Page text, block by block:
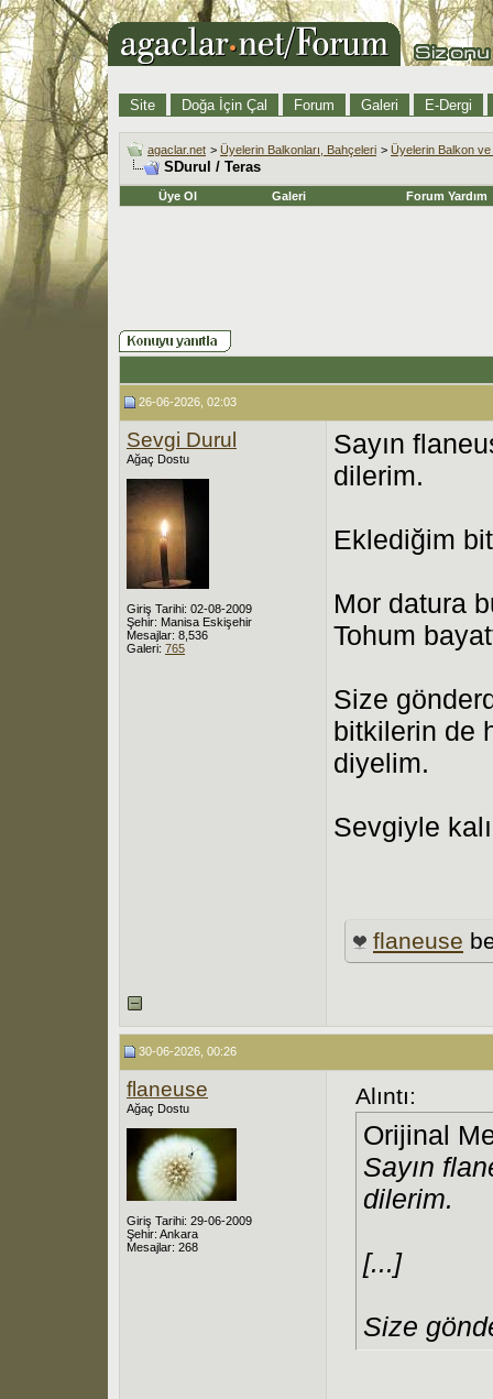
Site Doğa İçin Çal Forum Galeri E-Dergi
agaclar.net > Üyelerin Balkonları, Bahçeleri > Üyelerin Balkon ve
SDurul / Teras
Üye Ol Galeri Forum Yardım
26-06-2026, 02:03
Sevgi Durul
Ağaç Dostu
Giriş Tarihi: 02-08-2009
Şehir: Manisa Eskişehir
Mesajlar: 8,536
Galeri: 765
Sayın
dilerim.
Eklediğim
Mor datura
Tohum
Size
bitkilerin de
diyelim.
Sevgiyle
flaneuse
30-06-2026, 00:26
flaneuse
Ağaç Dostu
Giriş Tarihi: 29-06-2009
Şehir: Ankara
Mesajlar: 268
Alıntı:
Orijinal
Sayın
dilerim.
[...]
Size